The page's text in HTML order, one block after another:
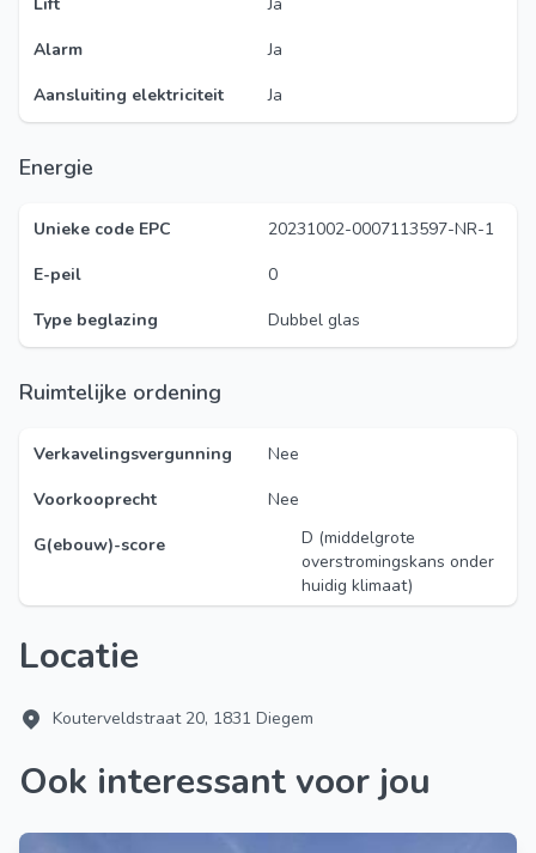
Alarm
Ja
Aansluiting elektriciteit
Ja
Energie
Unieke code EPC
20231002-0007113597-NR-1
E-peil
0
Type beglazing
Dubbel glas
Ruimtelijke ordening
Verkavelingsvergunning
Nee
Voorkooprecht
Nee
G(ebouw)-score
D (middelgrote
overstromingskans onder
huidig klimaat)
Locatie
Kouterveldstraat 20, 1831 Diegem
Ook interessant voor jou